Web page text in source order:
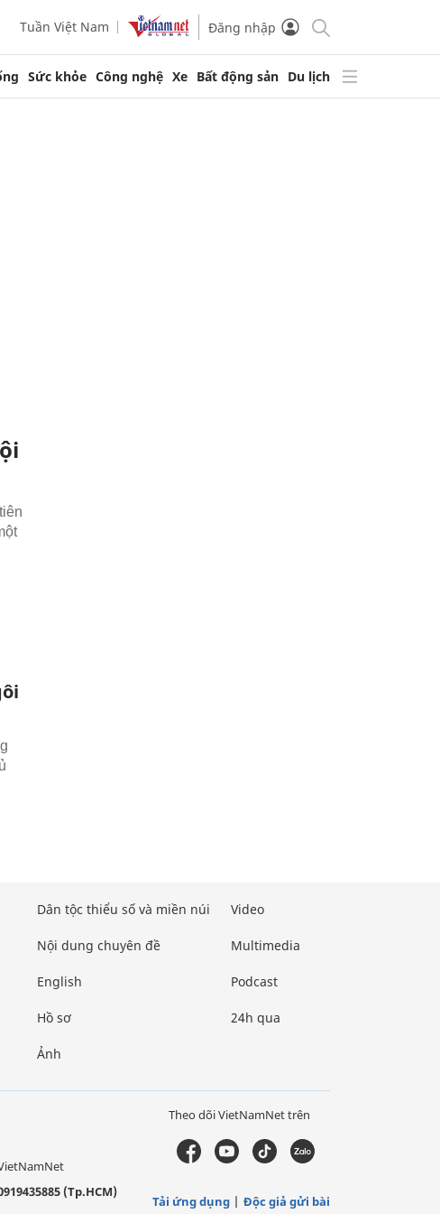
Tuần Việt Nam Đăng nhập
Sức khỏe Công nghệ Xe Bất động sản Du lịch
Dân tộc thiểu số và miền núi
Nội dung chuyên đề
English
Hồ sơ
Ảnh
Video
Multimedia
Podcast
24h qua
(Tp.HCM)
Theo dõi VietNamNet trên
Tải ứng dụng Độc giả gửi bài